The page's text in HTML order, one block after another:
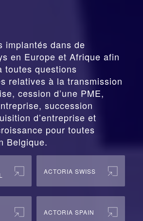
implantés dans de
en Europe et Afrique afin
toutes questions
relatives à la transmission
cession d’une PME,
succession
d’entreprise et
pour toutes
Belgique.
ACTORIA SWISS
ACTORIA SPAIN